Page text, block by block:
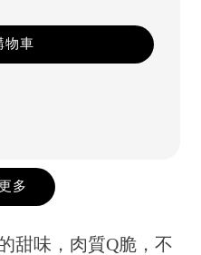
物車
多
甜味，肉質Q脆，不